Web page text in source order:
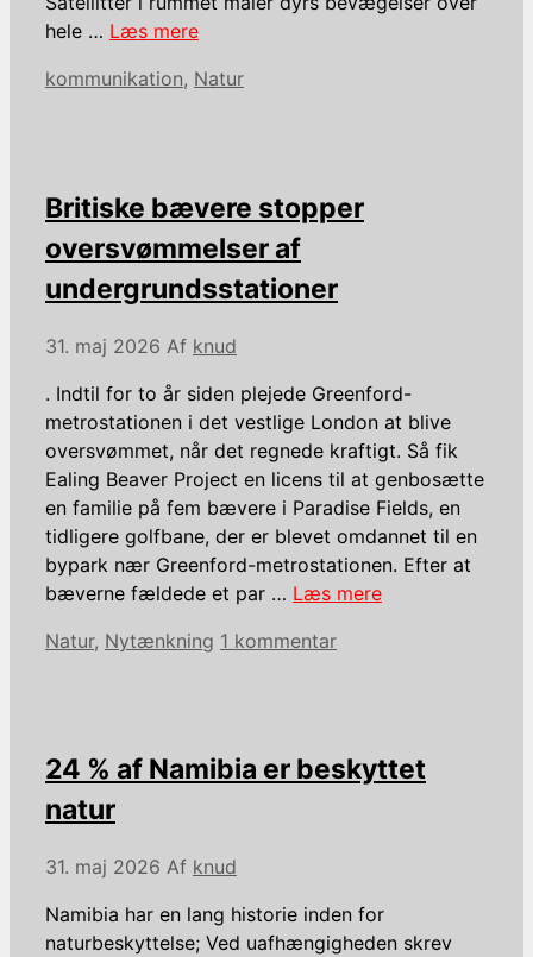
hele … Læs mere
Kategorier
kommunikation, Natur
Britiske bævere stopper
oversvømmelser af
undergrundsstationer
31. maj 2026 Af knud
. Indtil for to år siden plejede Greenford-
metrostationen i det vestlige London at blive
oversvømmet, når det regnede kraftigt. Så fik
Ealing Beaver Project en licens til at genbosætte
en familie på fem bævere i Paradise Fields, en
tidligere golfbane, der er blevet omdannet til en
bypark nær Greenford-metrostationen. Efter at
bæverne fældede et par … Læs mere
Kategorier
Natur, Nytænkning 1 kommentar
24 % af Namibia er beskyttet
natur
31. maj 2026 Af knud
Namibia har en lang historie inden for
naturbeskyttelse; Ved uafhængigheden skrev